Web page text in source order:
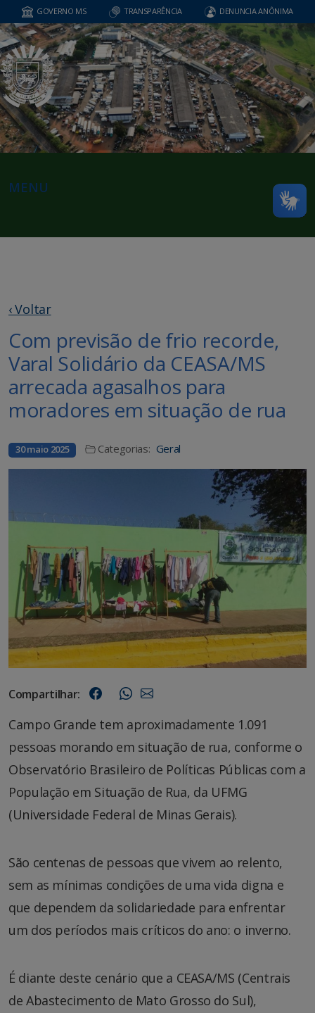
GOVERNO MS TRANSPARÊNCIA DENUNCIA ANÔNIMA
MENU
‹ Voltar
Com previsão de frio recorde,
Varal Solidário da CEASA/MS
arrecada agasalhos para
moradores em situação de rua
30 maio 2025 Categorias: Geral
Compartilhar:
Campo Grande tem aproximadamente 1.091
pessoas morando em situação de rua, conforme o
Observatório Brasileiro de Políticas Públicas com a
População em Situação de Rua, da UFMG
(Universidade Federal de Minas Gerais).
São centenas de pessoas que vivem ao relento,
sem as mínimas condições de uma vida digna e
que dependem da solidariedade para enfrentar
um dos períodos mais críticos do ano: o inverno.
É diante deste cenário que a CEASA/MS (Centrais
de Abastecimento de Mato Grosso do Sul),